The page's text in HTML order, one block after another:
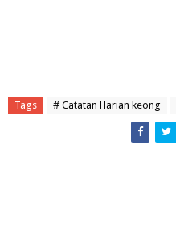
Tags # Catatan Harian keong